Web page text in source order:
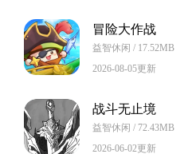
冒险大作战
益智休闲 / 17.52MB
2026-08-05更新
战斗无止境
益智休闲 / 72.43MB
2026-06-02更新